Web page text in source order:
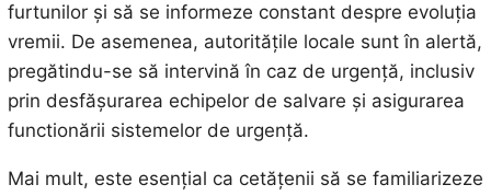
furtunilor și să se informeze constant despre evoluția
vremii. De asemenea, autoritățile locale sunt în alertă,
pregătindu-se să intervină în caz de urgență, inclusiv
prin desfășurarea echipelor de salvare și asigurarea
functionării sistemelor de urgență.
Mai mult, este esențial ca cetățenii să se familiarizeze